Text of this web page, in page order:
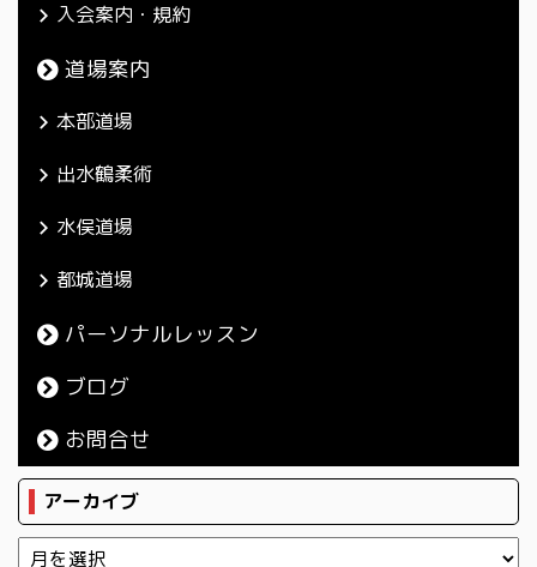
入会案内・規約
道場案内
本部道場
出水鶴柔術
水俣道場
都城道場
パーソナルレッスン
ブログ
お問合せ
アーカイブ